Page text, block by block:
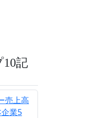
10記
売上高
業5